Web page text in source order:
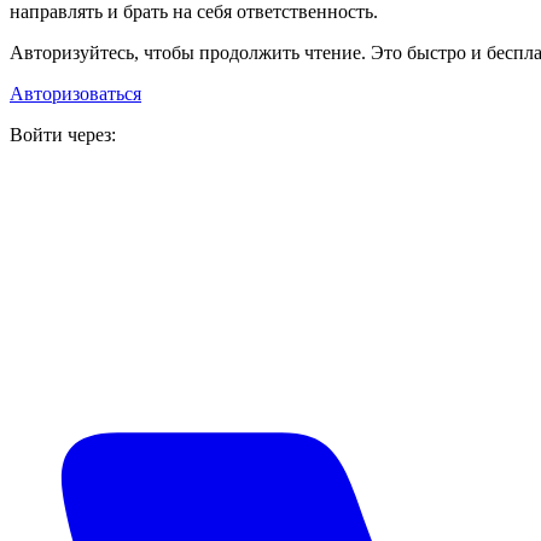
направлять и брать на себя ответственность.
Авторизуйтесь, чтобы продолжить чтение. Это быстро и
Авторизоваться
Войти через: